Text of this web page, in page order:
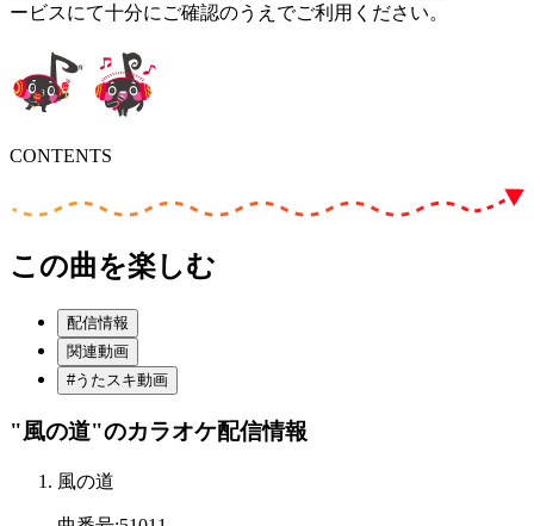
ービスにて十分にご確認のうえでご利用ください。
CONTENTS
この曲を楽しむ
配信情報
関連動画
#うたスキ動画
"風の道"のカラオケ配信情報
風の道